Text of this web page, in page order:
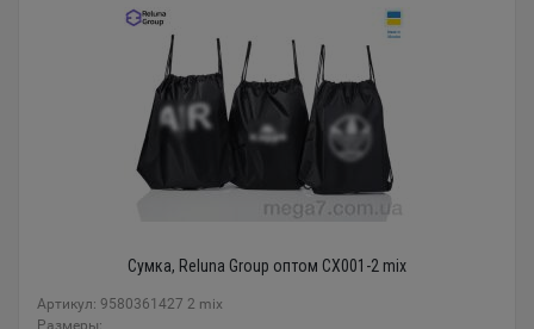
Сумка, Reluna Group оптом CX001-2 mix
Артикул: 9580361427 2 mix
Размеры: